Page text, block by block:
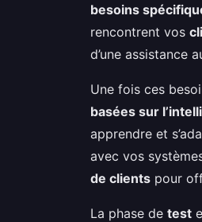
besoins
rencontrent vos
d’une assistance
Une fois ces
basées sur
apprendre et
avec vos
de clients pour
La phase de test